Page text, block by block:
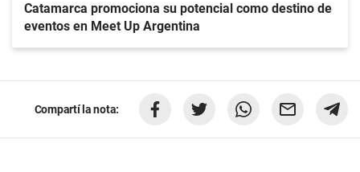
Catamarca promociona su potencial como destino de
eventos en Meet Up Argentina
Compartí la nota: